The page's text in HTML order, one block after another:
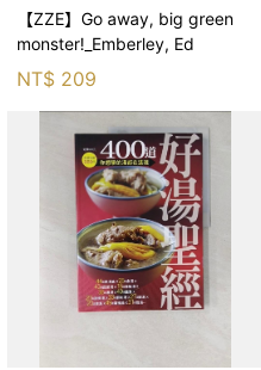
【ZZE】Go away, big green
monster!_Emberley, Ed
NT$ 209